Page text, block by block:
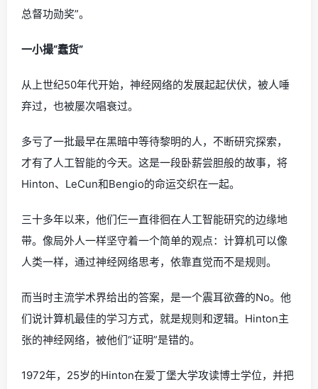
总督功勋奖”。
一小撮“蠢货”
从上世纪50年代开始，神经网络的发展起起伏伏，被人唾
弃过，也被屡次唱衰过。
多亏了一批最早在黑暗中等待黎明的人，不断研究探索，
才有了人工智能的今天。这是一段卧薪尝胆般的故事，将
Hinton、LeCun和Bengio的命运交织在一起。
三十多年以来，他们仨一直徘徊在人工智能研究的边缘地
带。像局外人一样坚守着一个简单的观点：计算机可以像
人类一样，通过神经网络思考，依靠直觉而不是规则。
而当时主流学术界给出的答案，是一个震耳欲聋的No。他
们说计算机最佳的学习方式，就是规则和逻辑。Hinton主
张的神经网络，被他们“证明”是错的。
1972年，25岁的Hinton在爱丁堡大学攻读博士学位，并把